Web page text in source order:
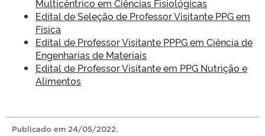
Multicêntrico em Ciências Fisiológicas
Edital de Seleção de Professor Visitante PPG em
Física
Edital de Professor Visitante PPPG em Ciência de
Engenharias de Materiais
Edital de Professor Visitante em PPG Nutrição e
Alimentos
Publicado em 24/05/2022.